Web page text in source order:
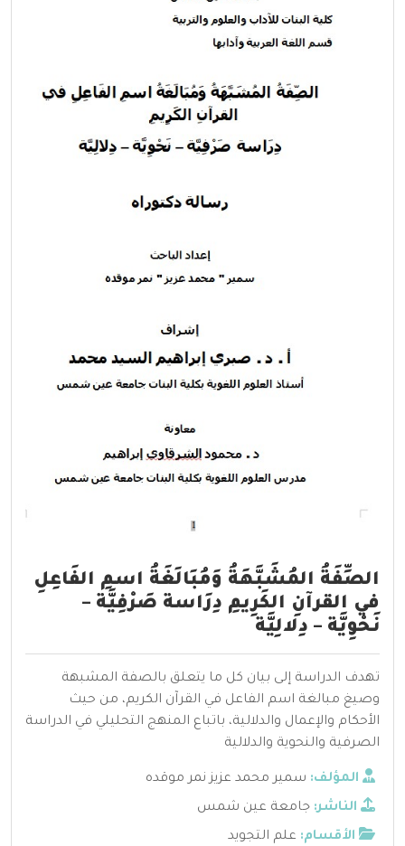
الصِّفَةُ المُشَبَّهَةُ وَمُبَالَغَةُ اسمِ الفَاعِلِ
في القرآنِ الكَرِيمِ دِرَاسة صَرْفِيَّة –
نَحْوِيَّة – دِلالِيَّة
تهدف الدراسة إلى بيان كل ما يتعلق بالصفة المشبهة
وصيغ مبالغة اسم الفاعل في القرآن الكريم، من حيث
الأحكام والإعمال والدلالية، باتباع المنهج التحليلي في الدراسة
الصرفية والنحوية والدلالية
المؤلف: سمير محمد عزيز نمر موقده
الناشر: جامعة عين شمس
الأقسام: علم التجويد